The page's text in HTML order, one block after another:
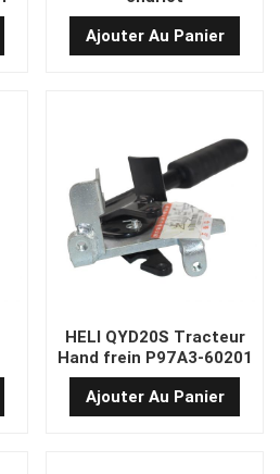
Ajouter Au Panier
HELI QYD20S Tracteur
Hand frein P97A3-60201
Ajouter Au Panier